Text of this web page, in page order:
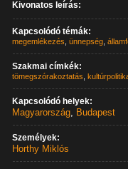
Kivonatos leírás:
Kapcsolódó témák:
megemlékezés ,ünnepség ,
Szakmai címkék:
tömegszórakoztatás ,
Kapcsolódó helyek:
Magyarország, Budapest
Személyek:
Horthy Miklós